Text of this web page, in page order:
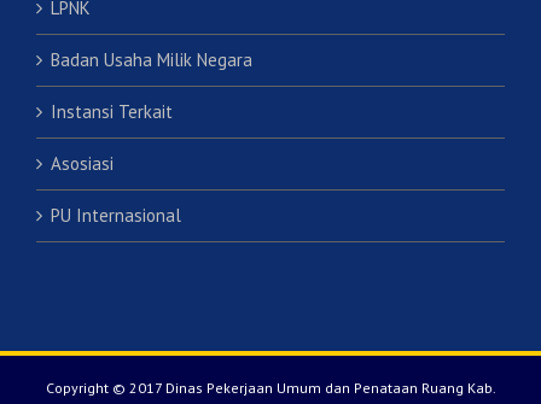
LPNK
Badan Usaha Milik Negara
Instansi Terkait
Asosiasi
PU Internasional
Copyright © 2017 Dinas Pekerjaan Umum dan Penataan Ruang Kab.